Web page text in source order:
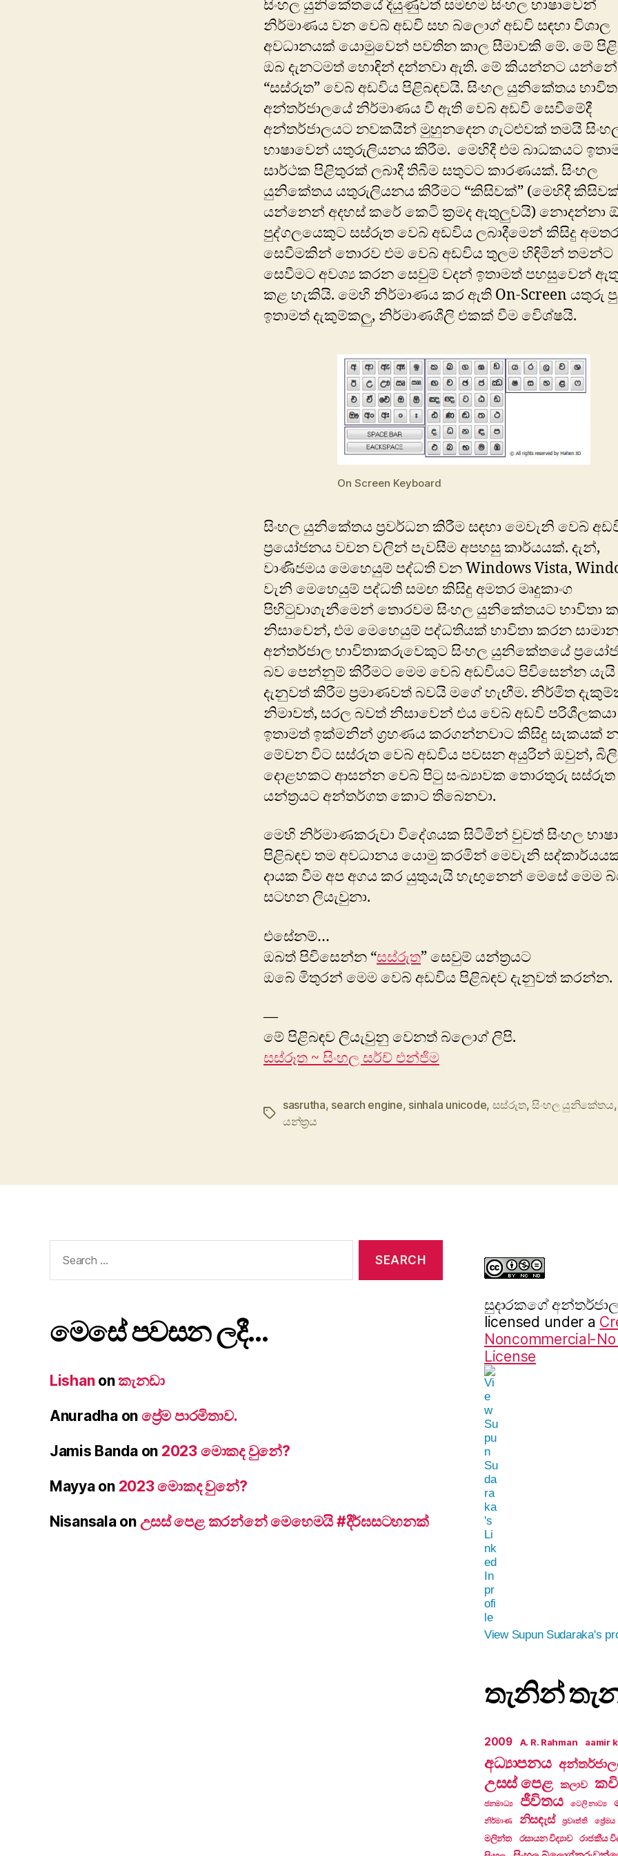
සිංහ‍ල යුනිකේතයේ දියුණුවත් සමඟම සිංහල භාෂාවෙන්
නිර්මාණය වන වෙබ් අඩවි සහ බ්ලොග් අඩවි සඳහා ‍විශාල
අවධානයක් යොමුවෙන් පවතින කාල සීමාවකි මේ. මේ
ඔබ දැනටමත් හොඳින් දන්නවා ඇති. මේ කියන්නට යන්නේ
“සස්රුත” වෙබ් අඩවිය පිළිබඳවයි. සිංහල යුනිකේතය
අන්තර්ජාලයේ නිර්මාණය වී ඇති වෙබ් අඩවි සෙවීමේදී
අන්තර්ජාලයට නවකයින් මුහුනදෙන ගැටළුවක් තමයි
භාෂාවෙන් යතුරුලියනය කිරීම. මෙහිදී එම බාධකයට
සාර්ථක පිළිතුරක් ලබාදී ති‍බීම සතුටට කාරණයක්. සිංහල
යුනිකේතය යතුරුලියනය කිරීමට “කිසිවක්” (මෙහිදී
යන්නෙන් අදහස් කරේ කෙටි ක්‍රමද ඇතුලුවයි) නොදන්නා
පුද්ගලයෙකුට සස්රුත වෙබ් අඩවිය ලබා‍දීමෙන් කිසිදු
සෙවීමකින් තොරව එම වෙබ් අඩවිය තුලම හිඳිමින් තමන්ට
සෙවීමට අවශ්‍ය කරන සෙවුම් වදන් ඉතාමත් පහසුවෙන්
කළ හැකියි. මෙහි නිර්මාණය කර ඇති On-Screen යතුරු
ඉතාමත් දැකුම්කලු, නිර්මාණශීලි එකක් වීම වි‍ෙශ්ෂයි.
On Screen Keyboard
සිංහල යුනිකේතය ප්‍රවර්ධන කිරීම සඳහා මෙවැනි වෙබ්
ප්‍රයෝජනය වචන වලින් පැවසීම අපහසු කාර්යයක්. දැන්,
වාණිජමය මෙහෙයුම් පද්ධති වන Windows Vista,
වැනි මෙහෙයුම් පද්ධති සමඟ කිසිදු අමතර මෘදුකාංග
පිහිටුවාගැනීමෙන් තොරවම සිංහල යුනිකේතයට භාවිතා
නිසාවෙන්, එම මෙහෙයුම් පද්ධතියක් භාවිතා කරන
අන්තර්ජාල භාවිතාකරුවෙකුට සිංහල යුනිකේතයේ
බව පෙන්නුම් කිරීමට මෙම වෙබ් අඩවියට පිවිසෙන්න යැයි
දැනුවත් කිරීම ප්‍රමාණවත් බවයි මගේ හැඟීම. නිර්මිත
නිමාවත්, සරල බවත් නිසාවෙන් එය වෙබ් අඩවි පරිශීලකයා
ඉතාමත් ඉක්මනින් ග්‍රහණය කරගන්නවාට කිසිදු සැකයක්
මේවන විට සස්රුත වෙබ් අඩවිය පවසන අයුරින් ඔවුන්,
දොළහකට ආසන්න වෙබ් පිටු සංඛ්‍යාවක තොරතුරු සස්රුත
යන්ත්‍රයට අන්තර්ගත කොට තිබෙනවා.
මෙහි නිර්මාණකරුවා විදේශයක සිටිමින් වුවත් සිංහල
පිළිබඳව තම අවධානය යොමු කරමින් මෙවැනි
දායක වීම අප අගය කර යුතුයැයි හැඟුනෙන් මෙසේ මෙම
සටහන ලියැවුනා.
එසේනම්…
ඔබත් පිවිසෙන්න “සස්රුත” සෙවුම් යන්ත්‍රයට
ඔබේ මිතුරන් මෙම වෙබ් අඩවිය පිළිබඳව දැනුවත් කරන්න.
—
මේ පිළිබඳව ලියැවුනු වෙනත් බ්ලොග් ලිපි.
සස්රූත ~ සිංහල සර්ච් එන්ජිම
Tags
sasrutha, search engine, sinhala unicode, සස්රුත,සිංහල යුනිකේතය
යන්ත්‍රය
for:
මෙසේ පවසන ලදී…
Lishanonකැනඩා
Anuradhaon ප්‍රේම පාරමිතාව.
Jamis Banda on 2023 මොකද වුනේ?
Mayyaon 2023 මොකද වුනේ?
Nisansalaon උසස් පෙළ කරන්නේ මෙහෙමයි #දීර්ඝසටහනක්
සුදාරක‍ගේ
licensed under a
Noncommercial-
License
View Supun Sudaraka's
තැනින්
2009 A. R. Rahman aamir
අධ්‍යාපනය
උසස් පෙළ කලාව කවි
ජනමාධ්‍ය
ජීවිතය ටෙලි නාට්‍ය
නිර්මාණ
නිසඳැස් ප්‍රවෘත්ති ප්‍රේමය
මලින්ත රසායන විද්‍යාව රාජකීය